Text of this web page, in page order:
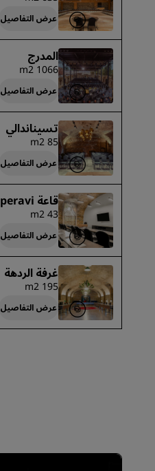
عرض التفاصيل
المدرج
1066 m2
عرض التفاصيل
تسيناندالي
85 m2
عرض التفاصيل
قاعة Saperavi
43 m2
عرض التفاصيل
غرفة الردهة
195 m2
عرض التفاصيل